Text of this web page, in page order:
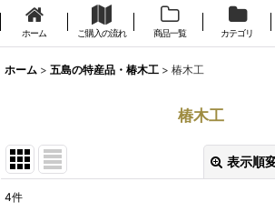
ホーム ご購入の流れ 商品一覧 カテゴリ
ホーム > 五島の特産品・椿木工 > 椿木工
椿木工
表示順
4件